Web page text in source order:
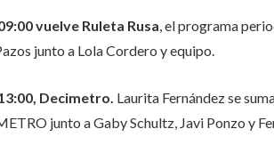
vuelve Ruleta Rusa, el programa
junto a Lola Cordero y equipo.
Decimetro. Laurita Fernández se
junto a Gaby Schultz, Javi Ponzo y